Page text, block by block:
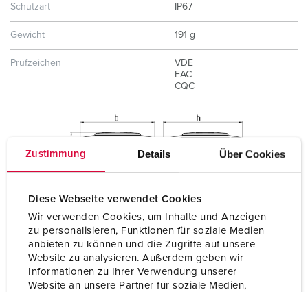
Zustimmung Details Über Cookies
Diese Webseite verwendet Cookies
Wir verwenden Cookies, um Inhalte und Anzeigen
zu personalisieren, Funktionen für soziale Medien
anbieten zu können und die Zugriffe auf unsere
Website zu analysieren. Außerdem geben wir
Informationen zu Ihrer Verwendung unserer
Website an unsere Partner für soziale Medien,
Schutzart IP67
Gewicht 191 g
Prüfzeichen
VDE
EAC
CQC